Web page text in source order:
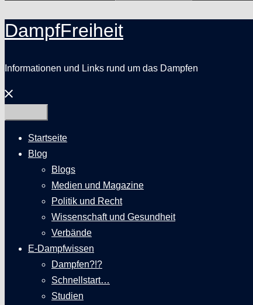
DampfFreiheit
Informationen und Links rund um das Dampfen
Menü
schließen
Startseite
Blog
Blogs
Medien und Magazine
Politik und Recht
Wissenschaft und Gesundheit
Verbände
E-Dampfwissen
Dampfen?!?
Schnellstart…
Studien